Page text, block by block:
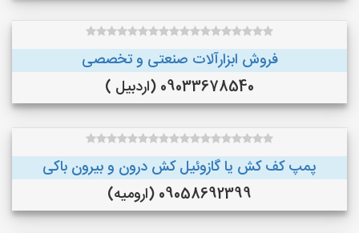
فروش ابزارآلات صنعتی و تخصصی
09033678540 (اردبیل )
پمپ کف کش یا گازوئیل کش درون و بیرون باکی
09058692399 (ارومیه)